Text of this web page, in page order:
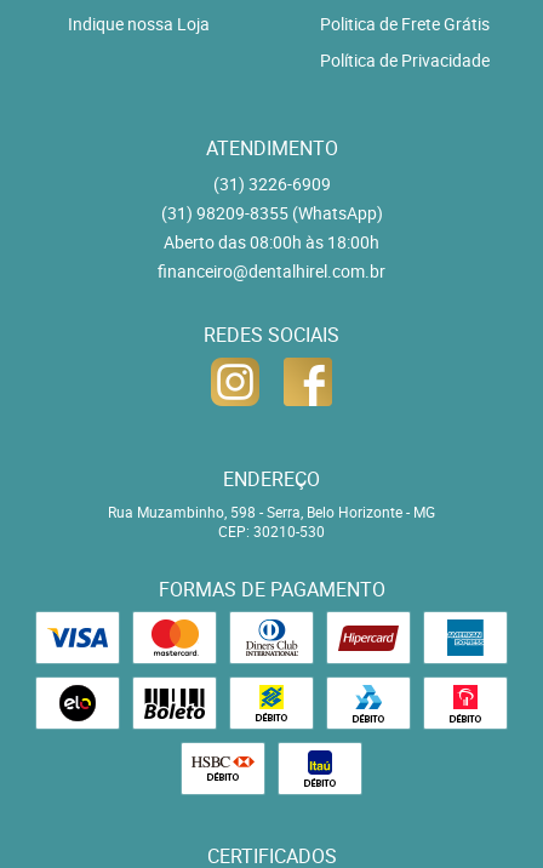
Indique nossa Loja
Politica de Frete Grátis
Política de Privacidade
ATENDIMENTO
(31) 3226-6909
(31) 98209-8355 (WhatsApp)
Aberto das 08:00h às 18:00h
financeiro@dentalhirel.com.br
REDES SOCIAIS
ENDEREÇO
Rua Muzambinho, 598 -Serra, Belo Horizonte- MG
CEP: 30210-530
FORMAS DE PAGAMENTO
CERTIFICADOS